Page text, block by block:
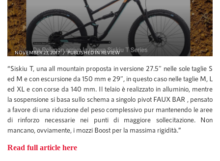
NOVEMBER 23, 2017 PUBLISHED INREVIEW
“Siskiu T, una all mountain proposta in versione 27.5″ nelle sole taglie S
ed M e con escursione da 150 mm e 29″, in questo caso nelle taglie M, L
ed XL e con corse da 140 mm. Il telaio è realizzato in alluminio, mentre
la sospensione si basa sullo schema a singolo pivot FAUX BAR , pensato
a favore di una riduzione del peso complessivo pur mantenendo le aree
di rinforzo necessarie nei punti di maggiore sollecitazione. Non
mancano, ovviamente, i mozzi Boost per la massima rigidità.”
Read full article here